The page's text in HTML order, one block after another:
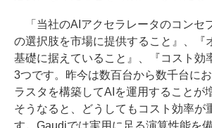
「当社のAIアクセラレータのコンセ
の選択肢を市場に提供すること』、『
基礎に据えていること』、『コスト効
3つです。昨今は数百台から数千台に
ラスタを構築してAIを運用することが
そうなると、どうしてもコスト効率が
す。Gaudiでは実用に足る演算性能を